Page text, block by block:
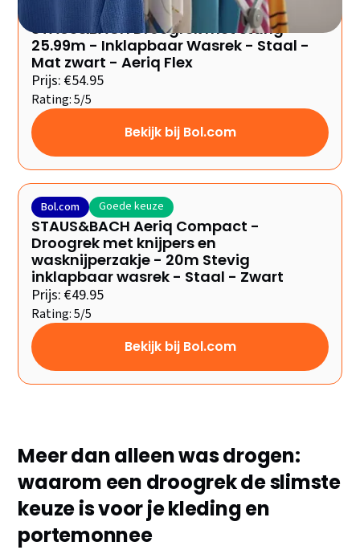
Goede keuze
STAUS&BACH Droogrek met stang
25.99m - Inklapbaar Wasrek - Staal -
Mat zwart - Aeriq Flex
Prijs: €54.95
Rating: 5/5
Bekijk bij Bol.com
Bol.com Goede keuze
STAUS&BACH Aeriq Compact -
Droogrek met knijpers en
wasknijperzakje - 20m Stevig
inklapbaar wasrek - Staal - Zwart
Prijs: €49.95
Rating: 5/5
Bekijk bij Bol.com
Meer dan alleen was drogen:
waarom een droogrek de slimste
keuze is voor je kleding en
portemonnee